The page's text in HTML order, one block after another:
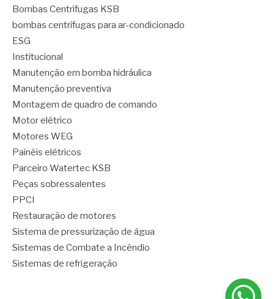
Bombas Centrífugas KSB
bombas centrífugas para ar-condicionado
ESG
Institucional
Manutenção em bomba hidráulica
Manutenção preventiva
Montagem de quadro de comando
Motor elétrico
Motores WEG
Painéis elétricos
Parceiro Watertec KSB
Peças sobressalentes
PPCI
Restauração de motores
Sistema de pressurização de água
Sistemas de Combate a Incêndio
Sistemas de refrigeração